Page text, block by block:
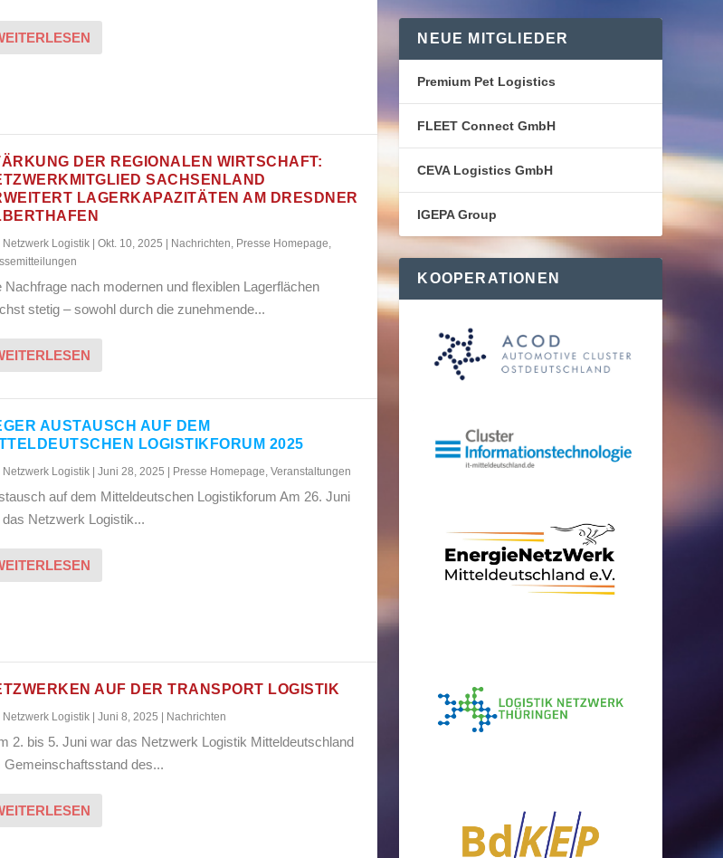
DER REGIONALEN WIRTSCHAFT:
SACHSENLAND
LAGERKAPAZITÄTEN AM DRESDNER
Netzwerk Logistik| Okt. 10, 2025 Nachrichten, Presse Homepage,
Nachfrage nach modernen und flexiblen Lagerflächen
stetig – sowohl durch die zunehmende...
AUSTAUSCH AUF DEM
LOGISTIKFORUM 2025
Netzwerk Logistik| Juni 28, 2025 | Presse Homepage Veranstaltungen
auf dem Mitteldeutschen Logistikforum Am 26. Juni
das Netzwerk Logistik...
AUF DER TRANSPORT LOGISTIK
Netzwerk Logistik| Juni 8, 2025 Nachrichten
2. bis 5. Juni war das Netzwerk Logistik Mitteldeutschland
Gemeinschaftsstand des...
NEUE MITGLIEDER
Premium Pet Logistics
FLEET Connect GmbH
CEVA Logistics GmbH
IGEPA Group
KOOPERATIONEN